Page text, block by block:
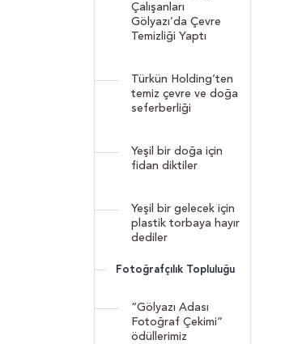
Çalışanları
Gölyazı’da Çevre
Temizliği Yaptı
Türkün Holding‘ten
temiz çevre ve doğa
seferberliği
Yeşil bir doğa için
fidan diktiler
Yeşil bir gelecek için
plastik torbaya hayır
dediler
Fotoğrafçılık Topluluğu
“Gölyazı Adası
Fotoğraf Çekimi”
ödüllerimiz